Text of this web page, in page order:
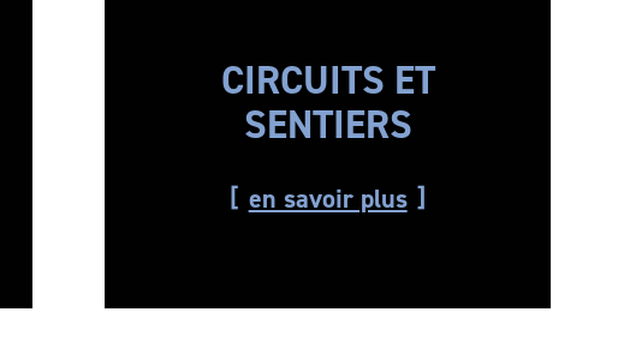
CIRCUITS ET
SENTIERS
en savoir plus